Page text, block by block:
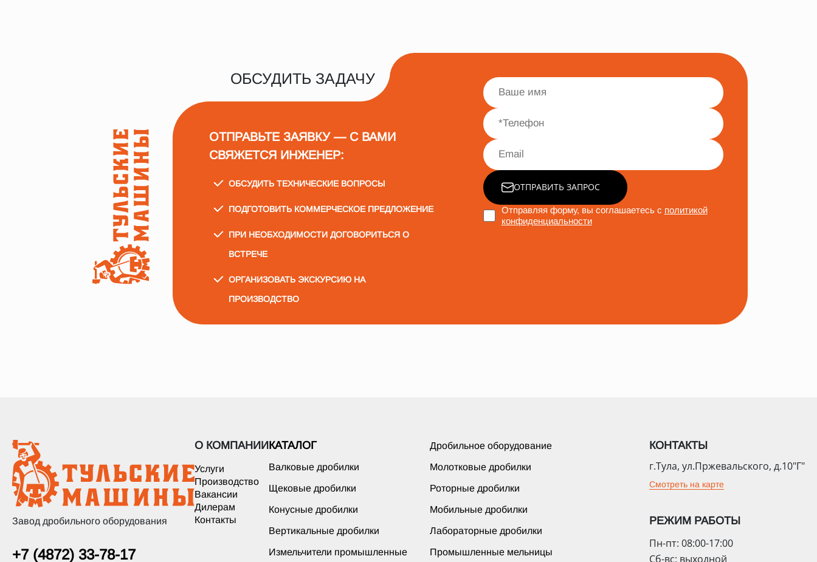
ОБСУДИТЬ ЗАДАЧУ
ОТПРАВЬТЕ ЗАЯВКУ — С ВАМИ
СВЯЖЕТСЯ ИНЖЕНЕР:
ОБСУДИТЬ ТЕХНИЧЕСКИЕ ВОПРОСЫ
ПОДГОТОВИТЬ КОММЕРЧЕСКОЕ ПРЕДЛОЖЕНИЕ
ПРИ НЕОБХОДИМОСТИ ДОГОВОРИТЬСЯ О
ВСТРЕЧЕ
ОРГАНИЗОВАТЬ ЭКСКУРСИЮ НА
ПРОИЗВОДСТВО
ОТПРАВИТЬ ЗАПРОС
Отправляя форму, вы соглашаетесь с политикой
конфиденциальности
Завод дробильного оборудования
+7 (4872) 33-78-17
О КОМПАНИИ
Услуги
Производство
Вакансии
Дилерам
Контакты
КАТАЛОГ Дробильное оборудование
Валковые дробилки Молотковые дробилки
Щековые дробилки Роторные дробилки
Конусные дробилки Мобильные дробилки
Вертикальные дробилки Лабораторные дробилки
Измельчители промышленные Промышленные мельницы
КОНТАКТЫ
г.Тула, ул.Пржевальского, д.10"Г"
Смотреть на карте
РЕЖИМ РАБОТЫ
Пн-пт: 08:00-17:00
Сб-вс: выходной